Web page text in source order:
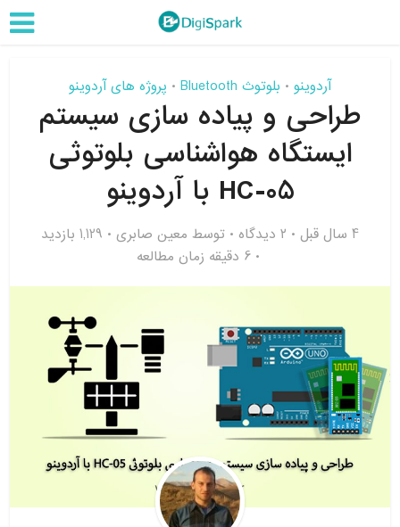
آردوینو • بلوتوث Bluetooth • پروژه های آردوینو
طراحی و پیاده سازی سیستم
ایستگاه هواشناسی بلوتوثی
HC-05 با آردوینو
4 سال قبل ۲ دیدگاه توسط معین صابری
1,129 بازدید
6 دقیقه زمان مطالعه